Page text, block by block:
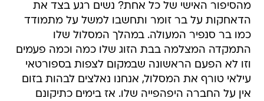
מהסיפור האישי של כל אחת? נשים רגע בצד את
הדאחקות על בר זומר ותחשבו למשל על מתמודד
כמו בר סנפיר המעולה. במהלך המסלול שלו
התמקדה המצלמה בבת הזוג שלו כמה וכמה פעמים
וזו לא הפעם הראשונה שבמקום לצפות בספורטאי
עילאי טורף את המסלול, אנחנו נאלצים לבהות בזום
אין על החברה היפהפייה שלו. אז בימים כתיקונם